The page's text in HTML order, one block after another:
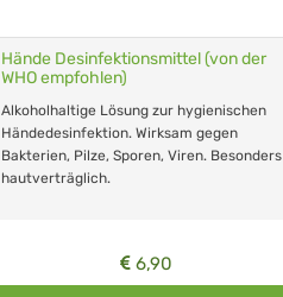
Hände Desinfektionsmittel (von der
WHO empfohlen)
Alkoholhaltige Lösung zur hygienischen
Händedesinfektion. Wirksam gegen
Bakterien, Pilze, Sporen, Viren. Besonders
hautverträglich.
6,90